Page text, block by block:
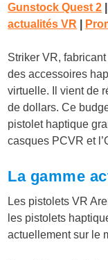
Gunstock Quest 2
actualités VR
Striker VR,
des accessoires
virtuelle. Il vient de
de dollars. Ce
pistolet haptique
casques PCVR et
La gamme
Les pistolets VR
les pistolets
actuellement sur le